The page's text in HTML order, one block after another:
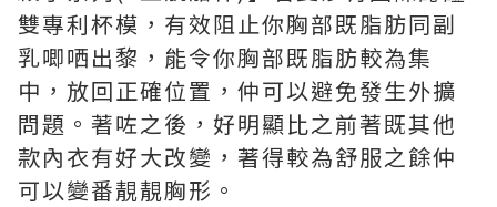
雙專利杯模，有效阻止你胸部既脂肪同副
乳唧哂出黎，能令你胸部既脂肪較為集
中，放回正確位置，仲可以避免發生外擴
問題。著咗之後，好明顯比之前著既其他
款內衣有好大改變，著得較為舒服之餘仲
可以變番靚靚胸形。